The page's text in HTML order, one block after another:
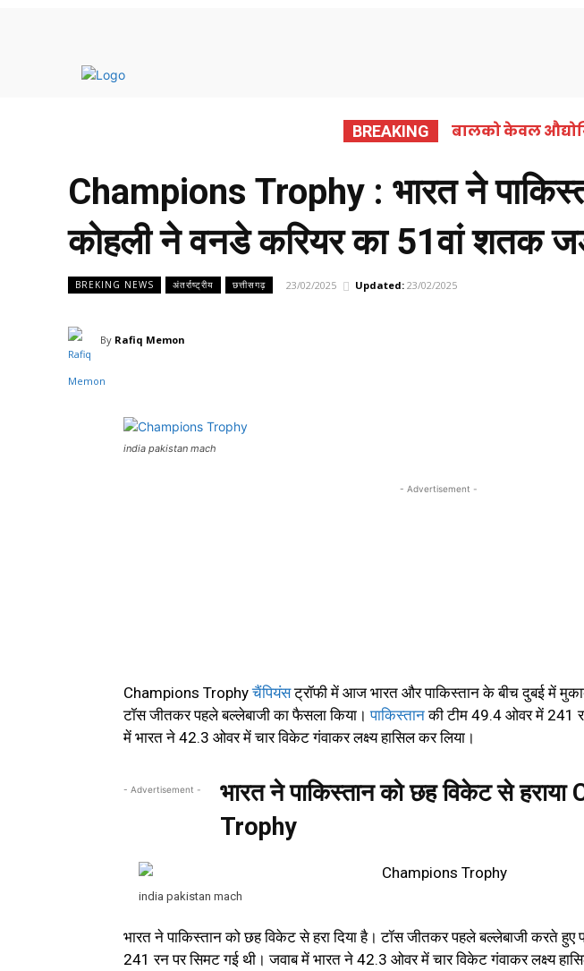
BREAKING
बालको केवल
Champions Trophy : भारत ने
कोहली ने वनडे करियर का 51वां शतक
BREKING NEWS अंतर्राष्ट्रीय छत्तीसगढ़ 23/02/2025 Updated: 23/02/2025
By Rafiq Memon
india pakistan mach
- Advertisement -
Champions Trophyचैंपियंसट्रॉफी में आज भारत और पाकिस्तान के बीच दुबई में
टॉस जीतकर पहले बल्लेबाजी का फैसला किया।पाकिस्तानकी टीम 49.4 ओवर में 241
में भारत ने 42.3 ओवर में चार विकेट गंवाकर लक्ष्य हासिल कर लिया।
- Advertisement -
भारत ने पाकिस्तान को छह विकेट से
Trophy
india pakistan mach
भारत ने पाकिस्तान को छह विकेट से हरा दिया है। टॉस जीतकर पहले बल्लेबाजी करते
241 रन पर सिमट गई थी। जवाब में भारत ने 42.3 ओवर में चार विकेट गंवाकर लक्ष्य